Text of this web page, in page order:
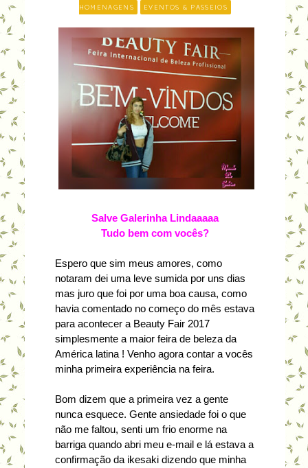
HOMENAGENS EVENTOS & PASSEIOS
Salve Galerinha Lindaaaaa
Tudo bem com vocês?
Espero que sim meus amores, como
notaram dei uma leve sumida por uns dias
mas juro que foi por uma boa causa, como
havia comentado no começo do mês estava
para acontecer a Beauty Fair 2017
simplesmente a maior feira de beleza da
América latina ! Venho agora contar a vocês
minha primeira experiência na feira.
Bom dizem que a primeira vez a gente
nunca esquece. Gente ansiedade foi o que
não me faltou, senti um frio enorme na
barriga quando abri meu e-mail e lá estava a
confirmação da ikesaki dizendo que minha